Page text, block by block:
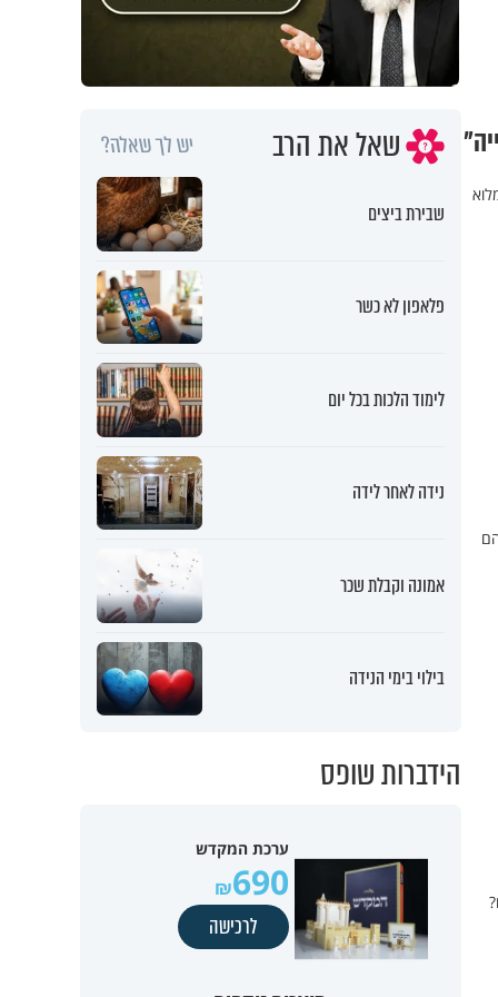
שאל את הרב יש לך שאלה?
שבירת ביצים
פלאפון לא כשר
לימוד הלכות בכל יום
נידה לאחר לידה
אמונה וקבלת שכר
בילוי בימי הנידה
הידברות שופס
ערכת המקדש
690
לרכישה